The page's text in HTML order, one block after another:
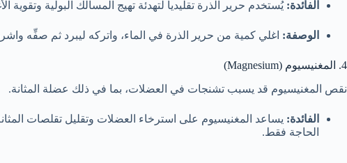
الفائدة: يُستخدم حرير الذرة تقليدياً لتهدئة تهيج المسالك البولية وتقوية
الوصفة: اغلي كمية من حرير الذرة في الماء، واتركه ليبرد ثم صفِّه
4. المغنيسيوم (Magnesium)
نقص المغنيسيوم قد يسبب تشنجات في العضلات، بما في ذلك عضلة المثانة.
الفائدة: يساعد المغنيسيوم على استرخاء العضلات وتقليل تقلصات
الحاجة فقط.